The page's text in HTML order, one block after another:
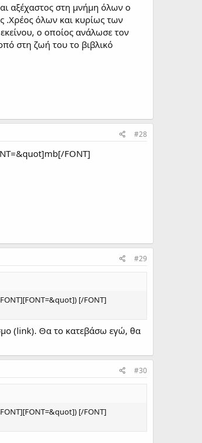
αξέχαστος στη μνήμη όλων ο
.Χρέος όλων και κυρίως των
ο οποίος ανάλωσε τον
στη ζωή του το βιβλικό
#28
FONT]
#29
[/FONT]
(link). Θα το κατεβάσω εγώ, θα
#30
[/FONT]